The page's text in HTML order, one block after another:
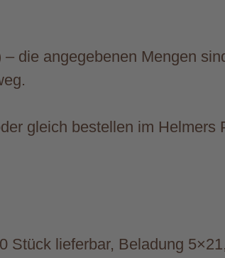
die angegebenen Mengen
gleich bestellen im Helmers
Stück lieferbar, Beladung 5×21,